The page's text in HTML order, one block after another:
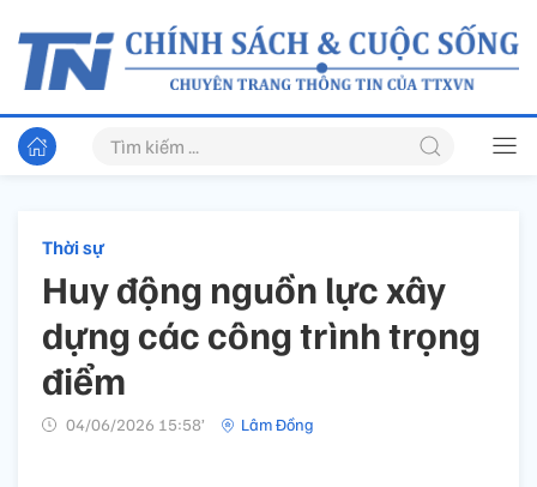
Thời sự
Huy động nguồn lực xây
dựng các công trình trọng
điểm
04/06/2026 15:58’ Lâm Đồng